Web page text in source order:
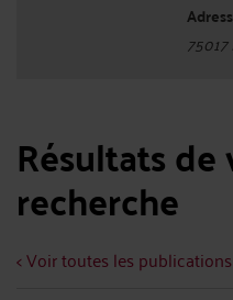
75017
Résultats
recherche
< Voir toutes les publications